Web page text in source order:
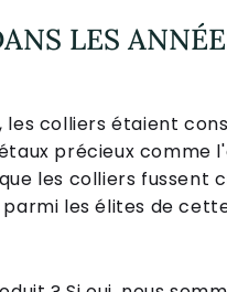
LES
les colliers étaient
précieux comme
les colliers fussent
les élites de